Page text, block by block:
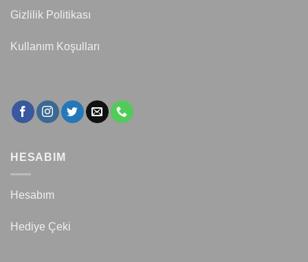
Gizlilik Politikası
Kullanım Koşulları
HESABIM
Hesabım
Hediye Çeki